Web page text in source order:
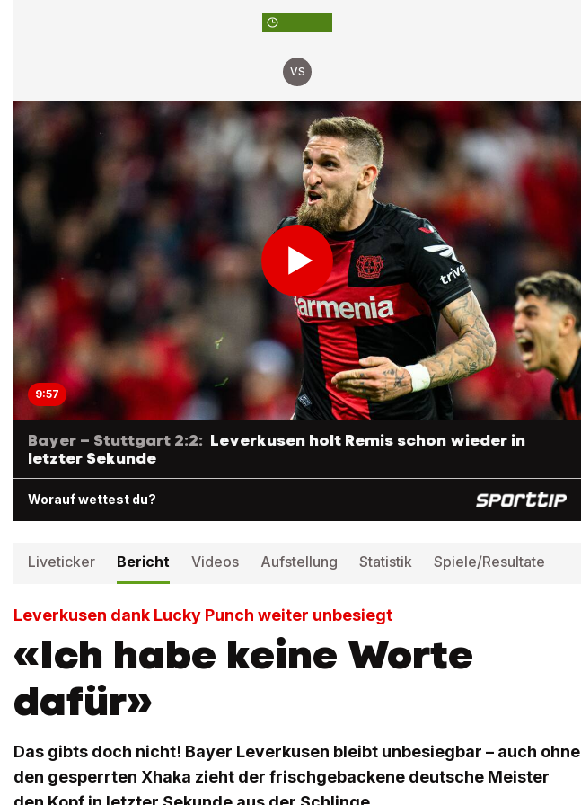
VS
9:57
Bayer – Stuttgart 2:2: Leverkusen holt Remis schon wieder in
letzter Sekunde
Worauf wettest du?
Liveticker Bericht Videos Aufstellung Statistik Spiele/Resultate
Leverkusen dank Lucky Punch weiter unbesiegt
«Ich habe keine Worte
dafür»
Das gibts doch nicht! Bayer Leverkusen bleibt unbesiegbar – auch ohne
den gesperrten Xhaka zieht der frischgebackene deutsche Meister